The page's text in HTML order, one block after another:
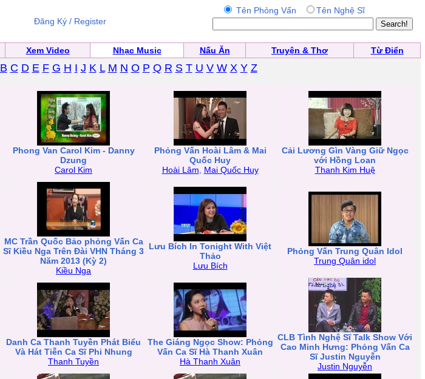
Đăng Ký / Register
Tên Phỏng Vấn Tên Nghệ Sĩ
Xem Video Nhạc Music Nấu Ăn Truyện & Thơ
Từ Điển
B C D E F G H I J K L M N O P Q R S T U V W X Y Z
Phong Van Carol Kim - Danny
Dzung
Carol Kim
Phỏng Vấn Hoài Lâm & Mai
Quốc Huy
Hoài Lâm
Mai Quốc Huy
Cải Lương Gìn Vàng Giữ Ngọc
với Hồng Loan
Thanh Kim Huệ
MC Trần Quốc Bảo phỏng Vấn Ca
Sĩ Kiều Nga Trên Đài VHN Tháng 3
Năm 2013 (Kỳ 2)
Kiều Nga
Lưu Bích In Tonight With Việt
Thảo
Lưu Bích
Phỏng Vấn Trung Quân Idol
Trung Quân idol
Danh Ca Thanh Tuyền Phát Biểu
Và Hát Tiễn Ca Sĩ Phi Nhung
Thanh Tuyền
The Giáng Ngọc Show: Phỏng
Vấn Ca Sĩ Hà Thanh Xuân
Hà Thanh Xuân
CLB Tình Nghệ Sĩ Talk Show Với
Cao Minh Hưng: Phỏng Vấn Ca
Sĩ Justin Nguyễn
Justin Nguyễn